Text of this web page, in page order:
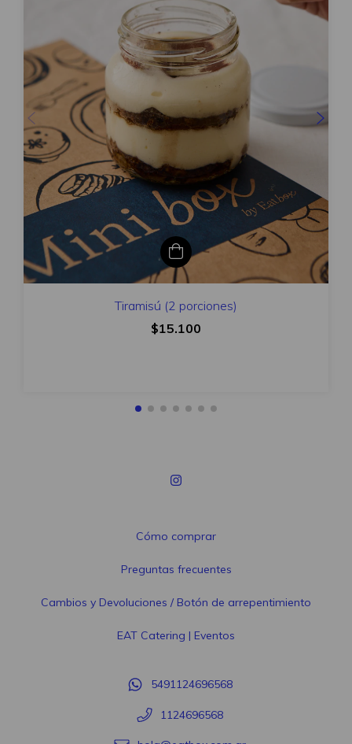
Tiramisú (2 porciones)
$15.100
Cómo comprar
Preguntas frecuentes
Cambios y Devoluciones / Botón de arrepentimiento
EAT Catering | Eventos
5491124696568
1124696568